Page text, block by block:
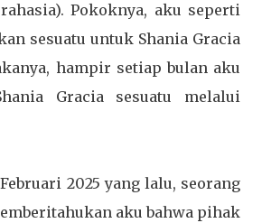
Pokoknya, aku seperti
sesuatu untuk Shania Gracia
hampir setiap bulan aku
Gracia sesuatu melalui
2025 yang lalu, seorang
aku bahwa pihak